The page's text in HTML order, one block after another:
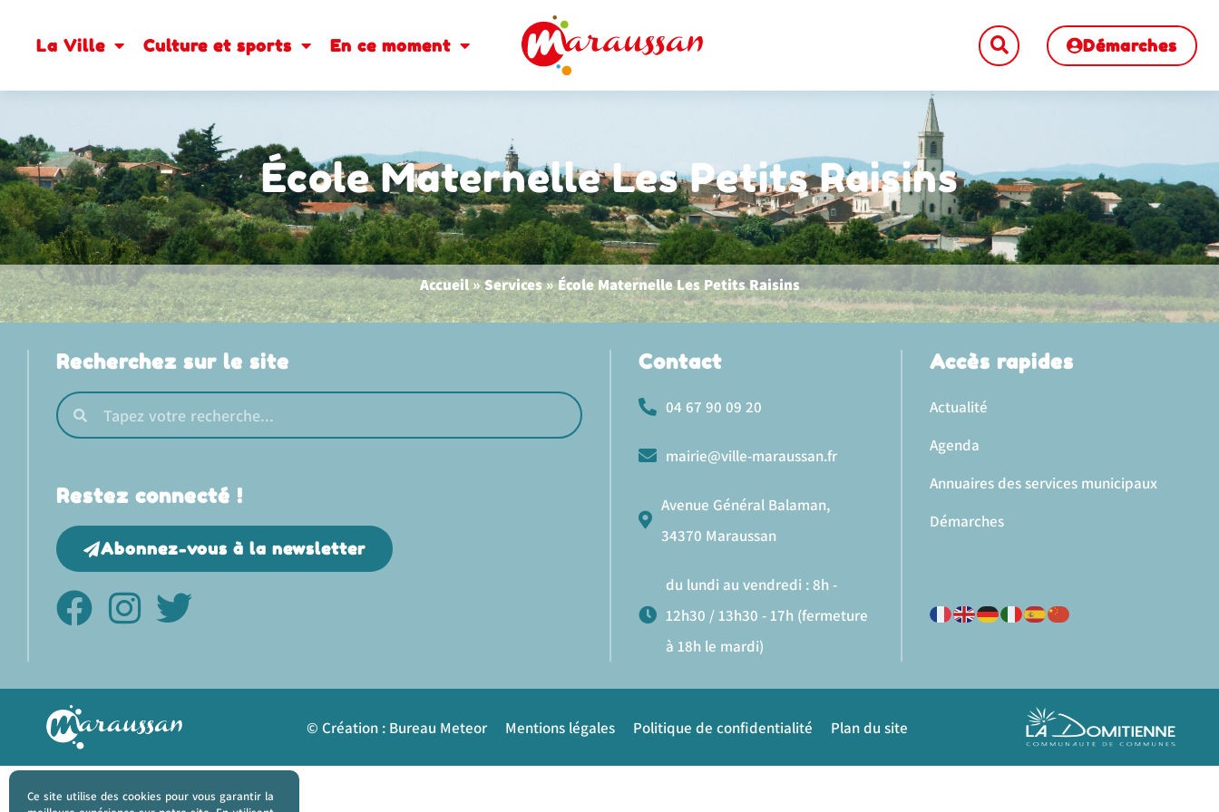
La Ville Culture et sports En ce moment Démarches
École Maternelle Les Petits Raisins
Accueil»Services»École Maternelle Les Petits Raisins
Recherchez sur le site
Restez connecté !
Abonnez-vous à la newsletter
Contact
04 67 90 09 20
mairie@ville-maraussan.fr
Avenue Général Balaman,
34370 Maraussan
du lundi au vendredi : 8h -
12h30 / 13h30 - 17h (fermeture
à 18h le mardi)
Accès rapides
Actualité
Agenda
Annuaires des services municipaux
Démarches
Ce site utilise des cookies pour vous garantir la
© Création : Bureau Meteor Mentions légales Politique de confidentialité Plan du site